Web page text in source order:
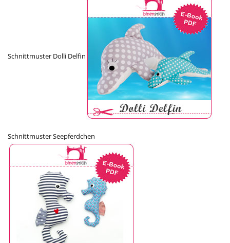
Schnittmuster Dolli Delfin
Schnittmuster Seepferdchen